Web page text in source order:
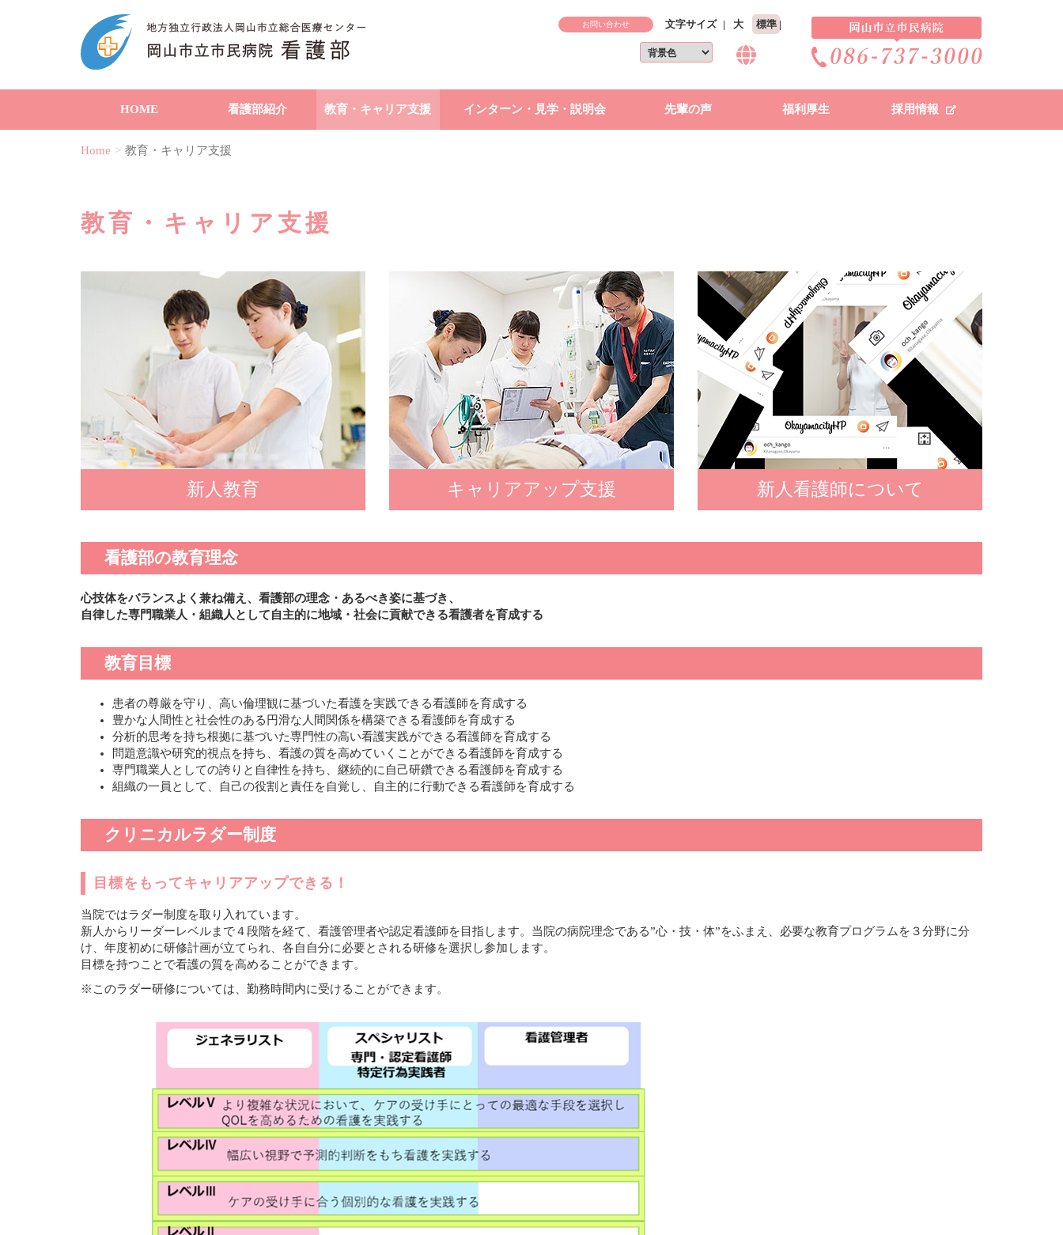
お問い合わせ 文字サイズ 大 標準
HOME 看護部紹介 教育・キャリア支援 インターン・見学・説明会 先輩の声 福利厚生 採用情報
Home 教育・キャリア支援
教育・キャリア支援
新人教育 キャリアアップ支援 新人看護師について
看護部の教育理念
心技体をバランスよく兼ね備え、看護部の理念・あるべき姿に基づき、
自律した専門職業人・組織人として自主的に地域・社会に貢献できる看護者を育成する
教育目標
患者の尊厳を守り、高い倫理観に基づいた看護を実践できる看護師を育成する
豊かな人間性と社会性のある円滑な人間関係を構築できる看護師を育成する
分析的思考を持ち根拠に基づいた専門性の高い看護実践ができる看護師を育成する
問題意識や研究的視点を持ち、看護の質を高めていくことができる看護師を育成する
専門職業人としての誇りと自律性を持ち、継続的に自己研鑽できる看護師を育成する
組織の一員として、自己の役割と責任を自覚し、自主的に行動できる看護師を育成する
クリニカルラダー制度
目標をもってキャリアアップできる！
当院ではラダー制度を取り入れています。
新人からリーダーレベルまで４段階を経て、看護管理者や認定看護師を目指します。当院の病院理念である”心・技・体”をふまえ、必要な教育プログラムを３分野に分
け、年度初めに研修計画が立てられ、各自自分に必要とされる研修を選択し参加します。
目標を持つことで看護の質を高めることができます。
※このラダー研修については、勤務時間内に受けることができます。